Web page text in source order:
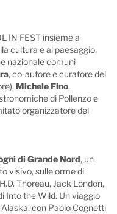
IN FEST insieme a
cultura e al paesaggio,
nazionale comuni
, co-autore e curatore del
Michele Fino,
di Pollenzo e
organizzatore del
di Grande Nord, un
visivo, sulle orme di
Thoreau, Jack London,
Into the Wild. Un viaggio
con Paolo Cognetti